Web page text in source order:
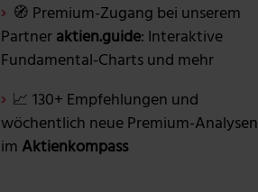
🧭 Premium-Zugang bei unserem
Partneraktien.guide: Interaktive
Fundamental-Charts und mehr
📈 130+ Empfehlungen und
wöchentlich neue Premium-Analysen
im Aktienkompass